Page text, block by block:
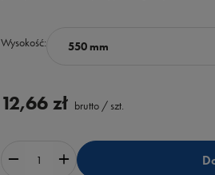
Wysokość 550 mm
12,66 zł brutto / szt.